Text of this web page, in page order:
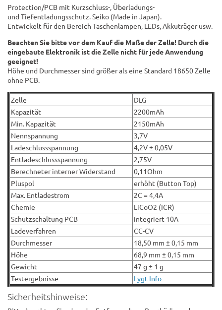
Protection/PCB mit Kurzschluss-, Überladungs-
und Tiefentladungsschutz. Seiko (Made in Japan).
Entwickelt für den Bereich Taschenlampen, LEDs, Akkuträger usw.
Beachten Sie bitte vor dem Kauf die Maße der Zelle! Durch die
eingebaute Elektronik ist die Zelle nicht für jede Anwendung
geeignet!
Höhe und Durchmesser sind größer als eine Standard 18650 Zelle
ohne PCB.
Zelle
DLG
Kapazität
2200mAh
Min. Kapazität
2150mAh
Nennspannung
3,7V
Ladeschlussspannung
4,2V ± 0,05V
Entladeschlussspannung
2,75V
Berechneter interner Widerstand
0,11Ohm
Pluspol
erhöht (Button Top)
Max. Entladestrom
2C = 4,4A
Chemie
LiCoO2 (ICR)
Schutzschaltung PCB
integriert 10A
Ladeverfahren
CC-CV
Durchmesser
18,50 mm ± 0,15 mm
Höhe
68,9 mm ± 0,15 mm
Gewicht
47 g ± 1 g
Testergebnisse
Lygt-Info
Sicherheitshinweise: